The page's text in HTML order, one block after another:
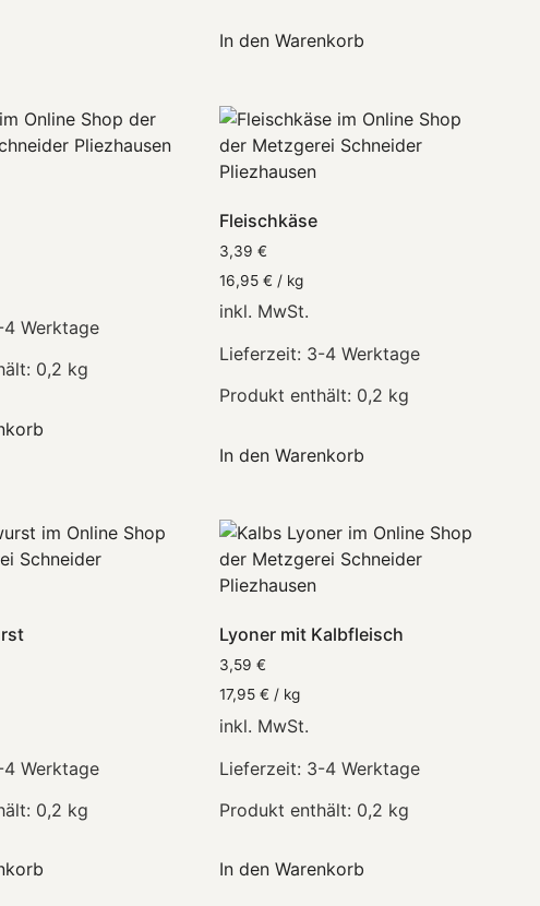
In den Warenkorb
Werktage
0,2 kg
Fleischkäse
3,39€
16,95€ / kg
inkl. MwSt.
Lieferzeit: 3-4 Werktage
Produkt enthält: 0,2 kg
In den Warenkorb
Werktage
0,2 kg
Lyoner mit Kalbfleisch
3,59€
17,95€ / kg
inkl. MwSt.
Lieferzeit: 3-4 Werktage
Produkt enthält: 0,2 kg
In den Warenkorb